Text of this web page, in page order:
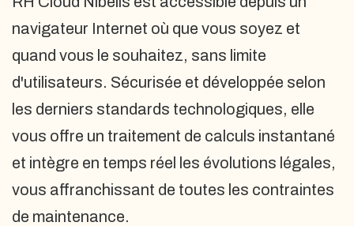
navigateur Internet où que vous soyez et
quand vous le souhaitez, sans limite
d'utilisateurs. Sécurisée et développée selon
les derniers standards technologiques, elle
vous offre un traitement de calculs instantané
et intègre en temps réel les évolutions légales,
vous affranchissant de toutes les contraintes
de maintenance.